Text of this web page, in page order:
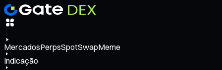
MercadosPerpsSpotSwapMeme
Indicação